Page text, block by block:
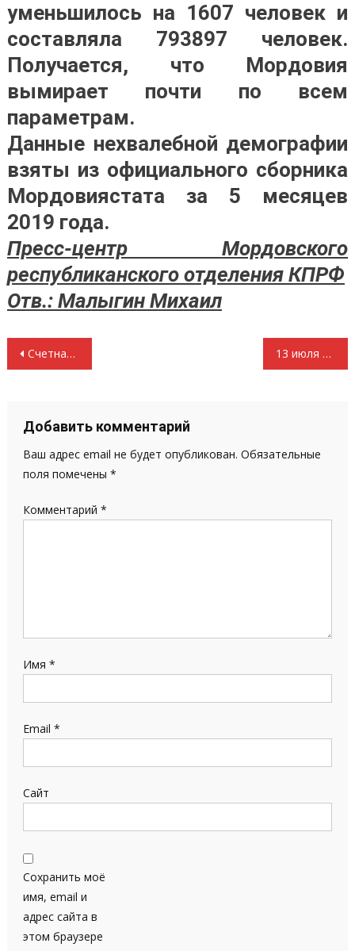
уменьшилось на 1607 человек и
составляла 793897 человек.
Получается, что Мордовия
вымирает почти по всем
параметрам.
Данные нехвалебной демографии
взяты из официального сборника
Мордовиястата за 5 месяцев
2019 года.
Пресс-центр Мордовского
республиканского отделения КПРФ
Отв.: Малыгин Михаил
Навигация
записям
Счетная палата обнаружила 62 тысячи незавершенных государственных стройки на 4 триллиона рублей 13 июля – Всероссийская акция протеста на Театральной площади г. Саранска с 12.00 часов
Добавить комментарий
Ваш адрес email не будет опубликован. Обязательные
поля помечены *
Комментарий *
Имя *
Email *
Сайт
Сохранить моё
имя, email и
адрес сайта в
этом браузере